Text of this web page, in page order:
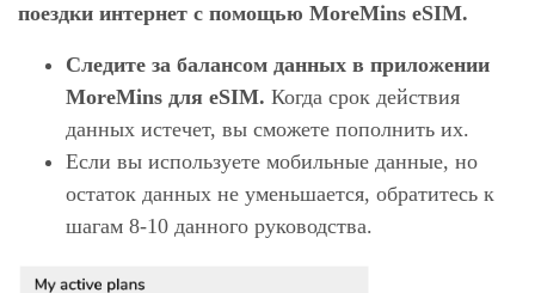
поездки интернет с помощью MoreMins eSIM.
Следите за балансом данных в приложении
MoreMins для eSIM. Когда срок действия
данных истечет, вы сможете пополнить их.
Если вы используете мобильные данные, но
остаток данных не уменьшается, обратитесь к
шагам 8-10 данного руководства.